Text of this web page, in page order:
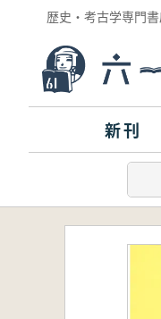
歴史・考古学専門
新刊